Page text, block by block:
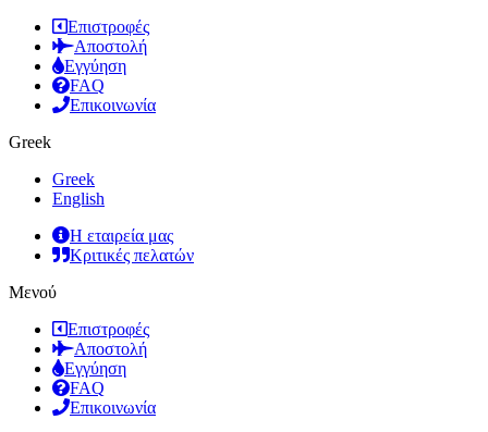
Επιστροφές
Αποστολή
Εγγύηση
FAQ
Επικοινωνία
Greek
Greek
English
Η εταιρεία μας
Κριτικές πελατών
Μενού
Επιστροφές
Αποστολή
Εγγύηση
FAQ
Επικοινωνία